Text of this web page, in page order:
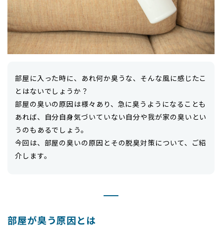
部屋に入った時に、あれ何か臭うな、そんな風に感じたこ
とはないでしょうか？
部屋の臭いの原因は様々あり、急に臭うようになることも
あれば、自分自身気づいていない自分や我が家の臭いとい
うのもあるでしょう。
今回は、部屋の臭いの原因とその脱臭対策について、ご紹
介します。
部屋が臭う原因とは